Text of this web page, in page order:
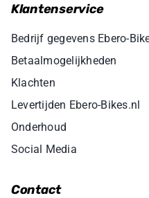
Klantenservice
Bedrijf gegevens Ebero-
Betaalmogelijkheden
Klachten
Levertijden Ebero-Bikes.nl
Onderhoud
Social Media
Contact